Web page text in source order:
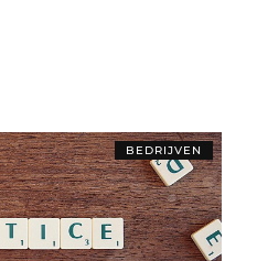
BEDRIJVEN